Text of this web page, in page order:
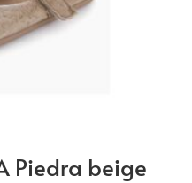
Piedra beige